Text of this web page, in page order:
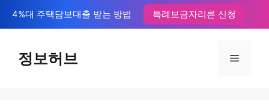
텐
4%대 주택담보대출 받는 방법 특례보금자리론 신청
정보허브 메